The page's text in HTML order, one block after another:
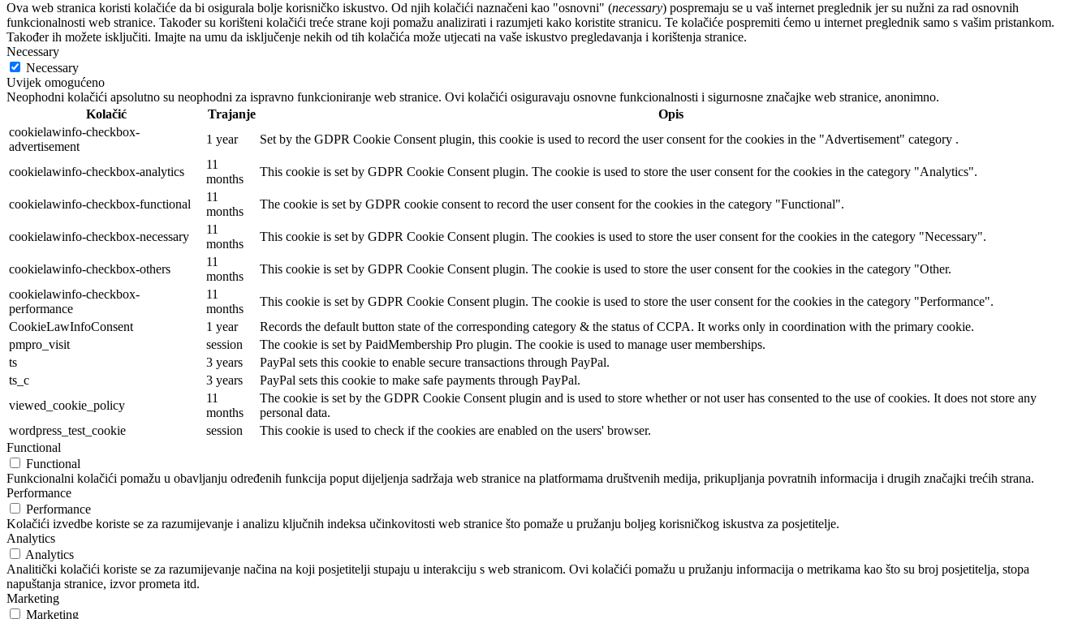
Ova web stranica koristi kolačiće da bi osigurala bolje korisničko iskustvo. Od njih kolačići naznačeni kao "osnovni" (necessary) pospremaju se u vaš internet preglednik jer su nužni za rad osnovnih
funkcionalnosti web stranice. Također su korišteni kolačići treće strane koji pomažu analizirati i razumjeti kako koristite stranicu. Te kolačiće pospremiti ćemo u internet preglednik samo s vašim pristankom.
Također ih možete isključiti. Imajte na umu da isključenje nekih od tih kolačića može utjecati na vaše iskustvo pregledavanja i korištenja stranice.
Necessary
Necessary
Uvijek omogućeno
Neophodni kolačići apsolutno su neophodni za ispravno funkcioniranje web stranice. Ovi kolačići osiguravaju osnovne funkcionalnosti i sigurnosne značajke web stranice, anonimno.
Kolačić
Trajanje
Opis
cookielawinfo-checkbox-
advertisement
1 year Set by the GDPR Cookie Consent plugin, this cookie is used to record the user consent for the cookies in the "Advertisement" category .
cookielawinfo-checkbox-analytics
11
months
This cookie is set by GDPR Cookie Consent plugin. The cookie is used to store the user consent for the cookies in the category "Analytics".
cookielawinfo-checkbox-functional
11
months
The cookie is set by GDPR cookie consent to record the user consent for the cookies in the category "Functional".
cookielawinfo-checkbox-necessary
11
months
This cookie is set by GDPR Cookie Consent plugin. The cookies is used to store the user consent for the cookies in the category "Necessary".
cookielawinfo-checkbox-others
11
months
This cookie is set by GDPR Cookie Consent plugin. The cookie is used to store the user consent for the cookies in the category "Other.
cookielawinfo-checkbox-
performance
11
months
This cookie is set by GDPR Cookie Consent plugin. The cookie is used to store the user consent for the cookies in the category "Performance".
CookieLawInfoConsent
1 year
Records the default button state of the corresponding category & the status of CCPA. It works only in coordination with the primary cookie.
pmpro_visit
session
The cookie is set by PaidMembership Pro plugin. The cookie is used to manage user memberships.
ts
3 years
PayPal sets this cookie to enable secure transactions through PayPal.
ts_c
3 years
PayPal sets this cookie to make safe payments through PayPal.
viewed_cookie_policy
11
months
The cookie is set by the GDPR Cookie Consent plugin and is used to store whether or not user has consented to the use of cookies. It does not store any
personal data.
wordpress_test_cookie
session
This cookie is used to check if the cookies are enabled on the users' browser.
Functional
Functional
Funkcionalni kolačići pomažu u obavljanju određenih funkcija poput dijeljenja sadržaja web stranice na platformama društvenih medija, prikupljanja povratnih informacija i drugih značajki trećih strana.
Performance
Performance
Kolačići izvedbe koriste se za razumijevanje i analizu ključnih indeksa učinkovitosti web stranice što pomaže u pružanju boljeg korisničkog iskustva za posjetitelje.
Analytics
Analytics
Analitički kolačići koriste se za razumijevanje načina na koji posjetitelji stupaju u interakciju s web stranicom. Ovi kolačići pomažu u pružanju informacija o metrikama kao što su broj posjetitelja, stopa
napuštanja stranice, izvor prometa itd.
Marketing
Marketing